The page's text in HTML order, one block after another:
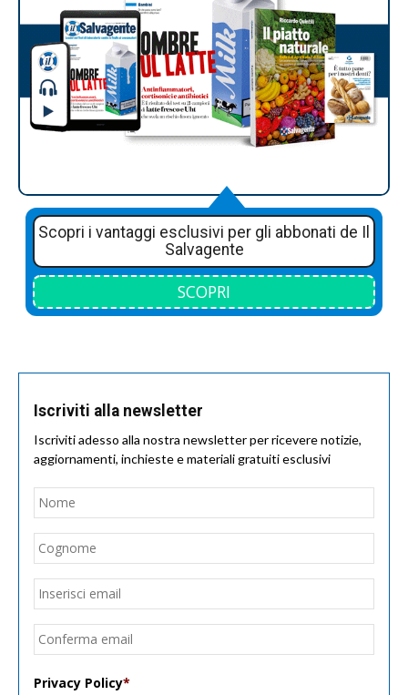
Scopri i vantaggi esclusivi per gli abbonati de Il
Salvagente
SCOPRI
Iscriviti alla newsletter
Iscriviti adesso alla nostra newsletter per ricevere notizie,
aggiornamenti, inchieste e materiali gratuiti esclusivi
Nome
Email
Privacy Policy*